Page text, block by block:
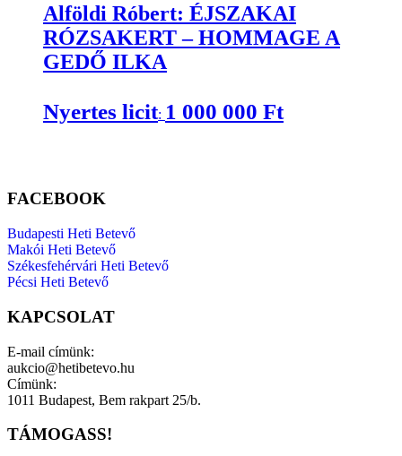
Alföldi Róbert: ÉJSZAKAI
RÓZSAKERT – HOMMAGE A
GEDŐ ILKA
Nyertes licit: 1 000 000 Ft
FACEBOOK
Budapesti Heti Betevő
Makói Heti Betevő
Székesfehérvári Heti Betevő
Pécsi Heti Betevő
KAPCSOLAT
E-mail címünk:
aukcio@hetibetevo.hu
Címünk:
1011 Budapest, Bem rakpart 25/b.
TÁMOGASS!